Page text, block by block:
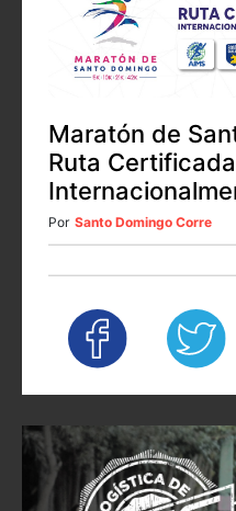
Maratón de
Ruta Certificada
Por Santo Domingo Corre